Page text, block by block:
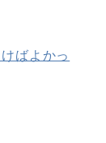
ばよかっ